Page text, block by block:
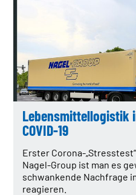
Lebensmittellogistik
COVID-19
Erster Corona-
Nagel-Group ist man es
schwankende Nachfrage
reagieren.